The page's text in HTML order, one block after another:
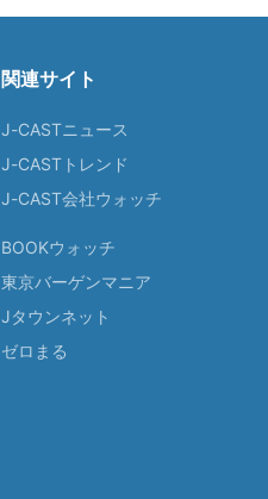
関連サイト
J-CASTニュース
J-CASTトレンド
J-CAST会社ウォッチ
BOOKウォッチ
東京バーゲンマニア
Jタウンネット
ゼロまる